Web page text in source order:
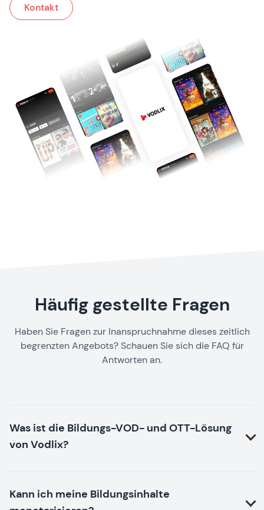
Kontakt
Häufig gestellte Fragen
Haben Sie Fragen zur Inanspruchnahme dieses zeitlich
begrenzten Angebots? Schauen Sie sich die FAQ für
Antworten an.
Was ist die Bildungs-VOD- und OTT-Lösung
von Vodlix?
Kann ich meine Bildungsinhalte